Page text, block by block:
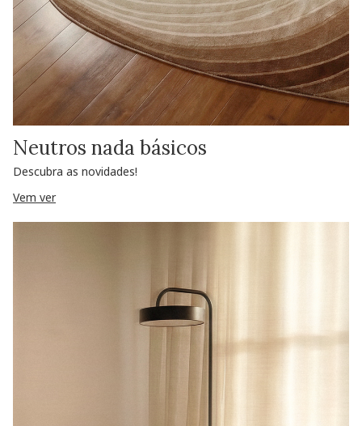
Neutros nada básicos
Descubra as novidades!
Vem ver